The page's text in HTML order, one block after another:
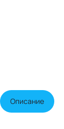
Описание